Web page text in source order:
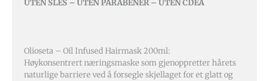
UTEN SLES – UTEN PARABENER – UTEN CDEA
Olioseta – Oil Infused Hairmask 200ml:
Høykonsentrert næringsmaske som gjenoppretter hårets
naturlige barriere ved å forsegle skjellaget for et glatt og